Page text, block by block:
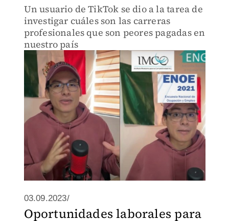
Un usuario de TikTok se dio a la tarea de
investigar cuáles son las carreras
profesionales que son peores pagadas en
nuestro país
03.09.2023/
Oportunidades laborales para